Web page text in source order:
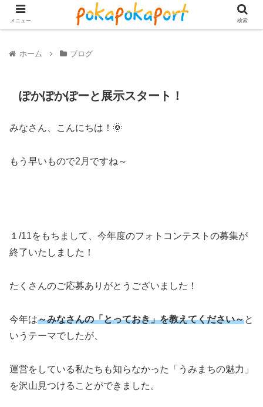
ホーム ブログ
ぽかぽかぽーと展示スタート！
みなさん、こんにちは！🌞
もう早いもので2月ですね～
１/11をもちまして、今年度のフォトコンテストの募集が
終了いたしました！
たくさんのご応募ありがとうございました！
今年は～みなさんの「とっておき」を教えてください～と
いうテーマでしたが、
運営をしている私たちも知らなかった「うみまちの魅力」
を沢山見つけることができました。
メニュー 検索